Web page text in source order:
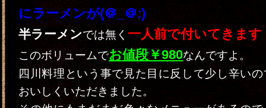
にラーメンが(＠_＠;)
半ラーメンでは無く 一人前で付いてきます
このボリュームでお値段￥980なんですよ。
四川料理という事で見た目に反して少し辛い
おいしくいただきました。